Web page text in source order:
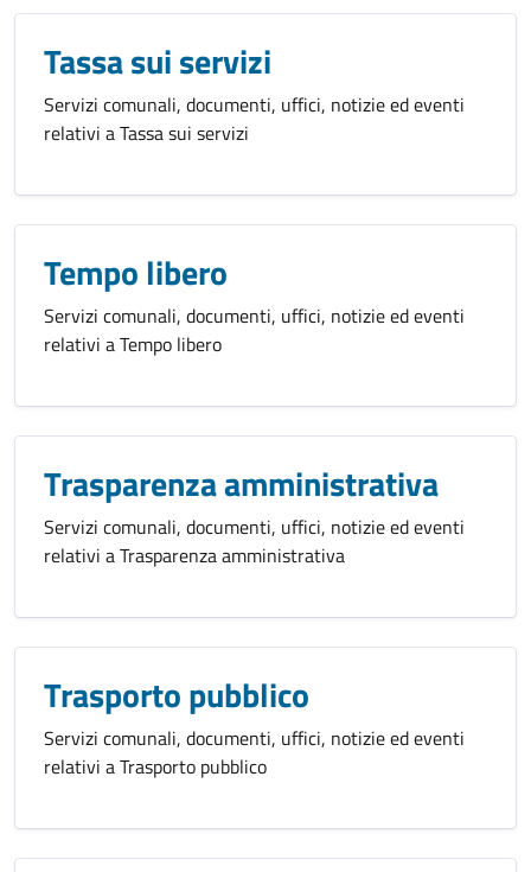
Tassa sui servizi
Servizi comunali, documenti, uffici, notizie ed eventi
relativi a Tassa sui servizi
Tempo libero
Servizi comunali, documenti, uffici, notizie ed eventi
relativi a Tempo libero
Trasparenza amministrativa
Servizi comunali, documenti, uffici, notizie ed eventi
relativi a Trasparenza amministrativa
Trasporto pubblico
Servizi comunali, documenti, uffici, notizie ed eventi
relativi a Trasporto pubblico